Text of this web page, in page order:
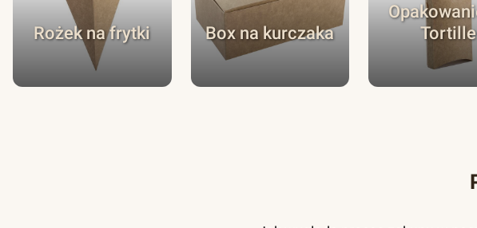
Rożek na frytki Box na kurczaka
Tortille